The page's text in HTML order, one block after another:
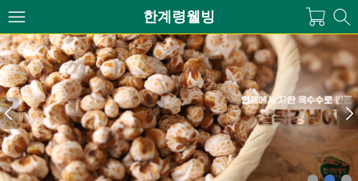
한계령웰빙